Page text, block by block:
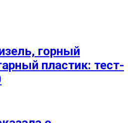
горный
пластик: тест-